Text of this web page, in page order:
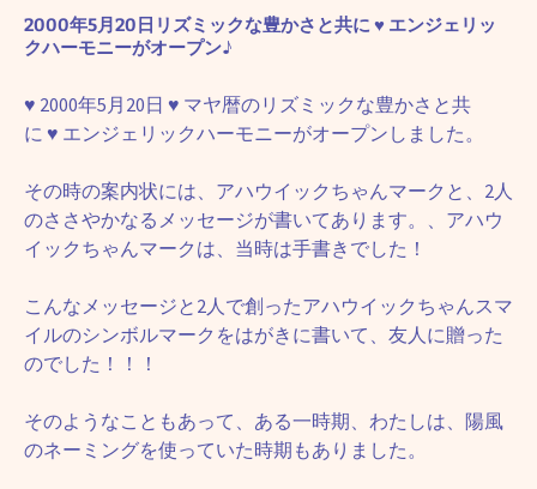
2000年5月20日リズミックな豊かさと共に♥ エンジェリッ
クハーモニーがオープン♪
♥ 2000年5月20日 ♥ マヤ暦のリズミックな豊かさと共
に ♥ エンジェリックハーモニーがオープンしました。
その時の案内状には、アハウイックちゃんマークと、2人
のささやかなるメッセージが書いてあります。、アハウ
イックちゃんマークは、当時は手書きでした！
こんなメッセージと2人で創ったアハウイックちゃんスマ
イルのシンボルマークをはがきに書いて、友人に贈った
のでした！！！
そのようなこともあって、ある一時期、わたしは、陽風
のネーミングを使っていた時期もありました。